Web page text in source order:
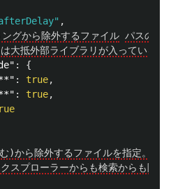
,
ングから除外するファイル パスの
大抵外部ライブラリが入っているの
:
{
: true,
: true,
)から除外するファイルを指定。エ
プローラーからも検索からも除外